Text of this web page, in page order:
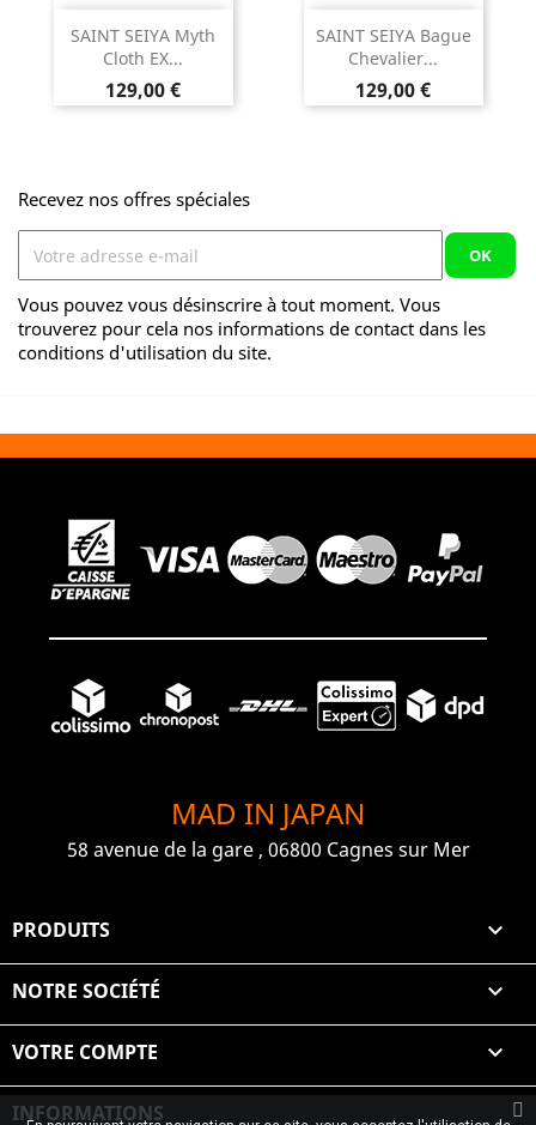
SAINT SEIYA Myth
Cloth EX...
Prix
129,00 €
SAINT SEIYA Bague
Chevalier...
Prix
129,00 €
Recevez nos offres spéciales
Vous pouvez vous désinscrire à tout moment. Vous
trouverez pour cela nos informations de contact dans les
conditions d'utilisation du site.
MAD IN JAPAN
58 avenue de la gare , 06800 Cagnes sur Mer
PRODUITS 
NOTRE SOCIÉTÉ 
VOTRE COMPTE 
INFORMATIONS